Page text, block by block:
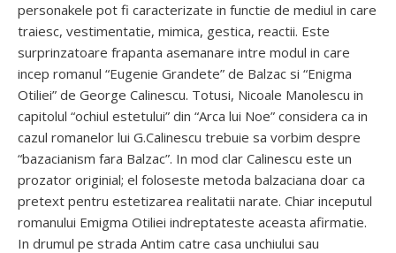
personakele pot fi caracterizate in functie de mediul in care
traiesc, vestimentatie, mimica, gestica, reactii. Este
surprinzatoare frapanta asemanare intre modul in care
incep romanul “Eugenie Grandete” de Balzac si “Enigma
Otiliei” de George Calinescu. Totusi, Nicoale Manolescu in
capitolul “ochiul estetului” din “Arca lui Noe” considera ca in
cazul romanelor lui G.Calinescu trebuie sa vorbim despre
“bazacianism fara Balzac”. In mod clar Calinescu este un
prozator originial; el foloseste metoda balzaciana doar ca
pretext pentru estetizarea realitatii narate. Chiar inceputul
romanului Emigma Otiliei indreptateste aceasta afirmatie.
In drumul pe strada Antim catre casa unchiului sau